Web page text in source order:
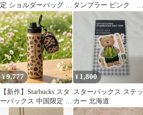
定 ショルダーバッグ 新
品未使用
タンブラー ピンク 完
売品
¥9,777
【新作】Starbucks スタ
ーバックス 中国限定 レ
オパードコーヒーシリ
¥ 1,800
スターバックス ステッ
カー 北海道